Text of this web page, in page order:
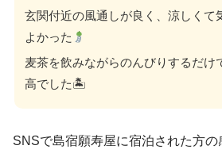
玄関付近の風通しが良く、涼しくて
よかった
麦茶を飲みながらのんびりするだけ
高でした🏝
SNSで島宿願寿屋に宿泊された方